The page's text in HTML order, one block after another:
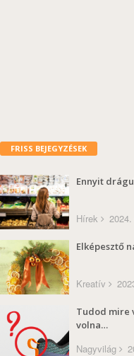
FRISS BEJEGYZÉSEK
Ennyit
Hírek 2024.
Elképesztő
Kreatív
Tudod mire
volna…
Nagyvilág